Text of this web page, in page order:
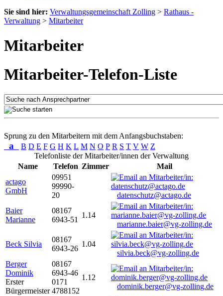
Sie sind hier: Verwaltungsgemeinschaft Zolling > Rathaus -
Verwaltung > Mitarbeiter
Mitarbeiter
Mitarbeiter-Telefon-Liste
Sprung zu den Mitarbeitern mit dem Anfangsbuchstaben:
a B D E F G H K L M N O P R S T V W Z
Telefonliste der Mitarbeiter/innen der Verwaltung
Name
Telefon Zimmer
Mail
actago
GmbH
09951
99990-
20
datenschutz@actago.de
Baier
Marianne
08167
6943-51
1.14
marianne.baier@vg-zolling.de
Beck Silvia
08167
6943-26
1.04
silvia.beck@vg-zolling.de
Berger
Dominik
Erster
Bürgermeister
08167
6943-46
0171
4788152
1.12
dominik.berger@vg-zolling.de